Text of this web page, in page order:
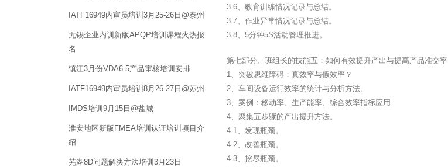
3.6、教育训练情况记录与总结。
3.7、作业异常情况记录与总结。
3.8、5分钟5S活动管理推进。
第七部分、班组长的技能五：如何有效提升产出与提高产品准交率
1、突破思维障碍：真效率与假效率？
2、车间设备运行效率的统计与分析方法。
3、案例：移动率、生产能率、综合效率指标应用
4、聚集五步骤的产出提升方法。
4.1、发现瓶颈。
4.2、改善瓶颈。
4.3、挖尽瓶颈。
IATF16949内审员培训3月25-26日@泰州
无锡企业内训新版APQP培训课程火热报
名
镇江3月份VDA6.5产品审核培训安排
IATF16949内审员培训8月26-27日@苏州
IMDS培训9月15日@盐城
淮安地区新版FMEA培训认证培训项目介
绍
芜湖8D问题解决方法培训3月23日